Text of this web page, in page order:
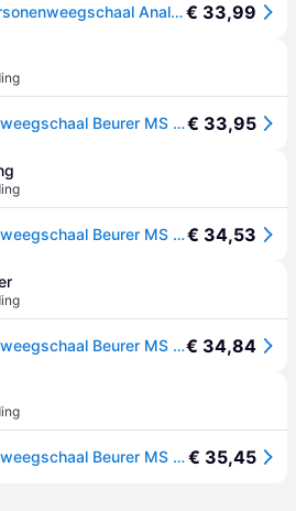
Beurer MS 01 71005 Personenweegschaal Analoog Weegbereik (max.): 120 kg Wit€ 33,99
Mechanische badkamerweegschaal Beurer MS 01 - Blanc€ 33,95
Mechanische badkamerweegschaal Beurer MS 01 - Blanc€ 34,53
Mechanische badkamerweegschaal Beurer MS 01 - Blanc€ 34,84
Mechanische badkamerweegschaal Beurer MS 01 - Blanc€ 35,45